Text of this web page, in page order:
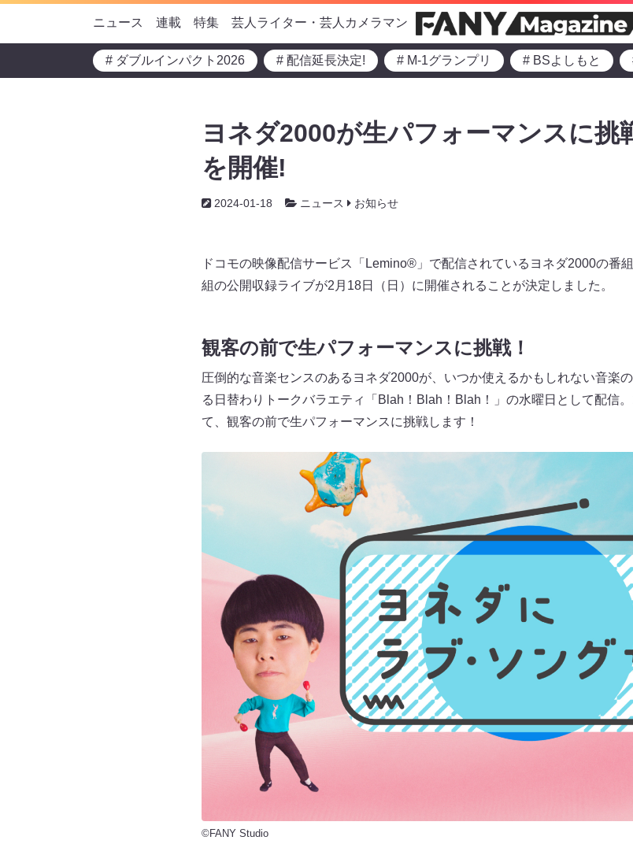
ニュース 連載 特集 芸人ライター・芸人カメラマン
# ダブルインパクト2026 # 配信延長決定! # M-1グランプリ # BSよしもと
ヨネダ2000が生パフォーマンスに挑
を開催!
2024-01-18 ニュース お知らせ
ドコモの映像配信サービス「Lemino®」で配信されているヨネダ2000の番
組の公開収録ライブが2月18日（日）に開催されることが決定しました。
観客の前で生パフォーマンスに挑戦！
圧倒的な音楽センスのあるヨネダ2000が、いつか使えるかもしれない音楽
る日替わりトークバラエティ「Blah！Blah！Blah！」の水曜日として配信
て、観客の前で生パフォーマンスに挑戦します！
©FANY Studio